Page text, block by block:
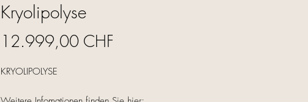
Kryolipolyse
12.999,00 CHF
KRYOLIPOLYSE